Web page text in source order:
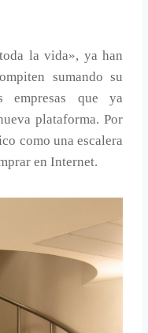
la vida», ya han
sumando su
empresas que ya
plataforma. Por
como una escalera
en Internet.